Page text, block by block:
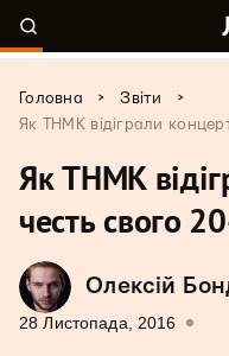
Головна > Звіти
>
Як ТНМК відіграли
Як ТНМК
честь свого
Олексій
28 Листопада, 2016